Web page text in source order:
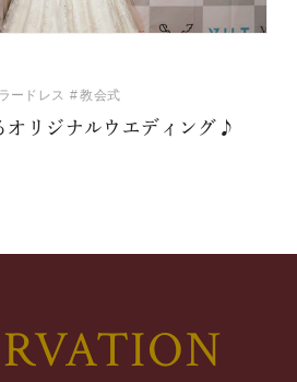
ードレス 教会式
オリジナルウエディング♪